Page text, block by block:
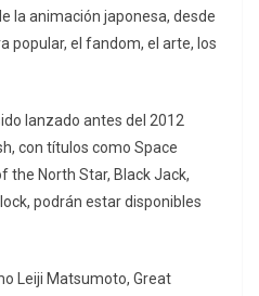
la animación japonesa, desde
popular, el fandom, el arte, los
lanzado antes del 2012
con títulos como Space
the North Star, Black Jack,
podrán estar disponibles
Leiji Matsumoto, Great